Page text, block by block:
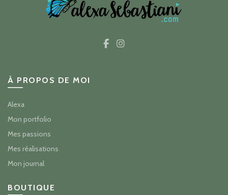
À PROPOS DE MOI
Alexa
Mon portfolio
Mes passions
Mes réalisations
Mon journal
BOUTIQUE